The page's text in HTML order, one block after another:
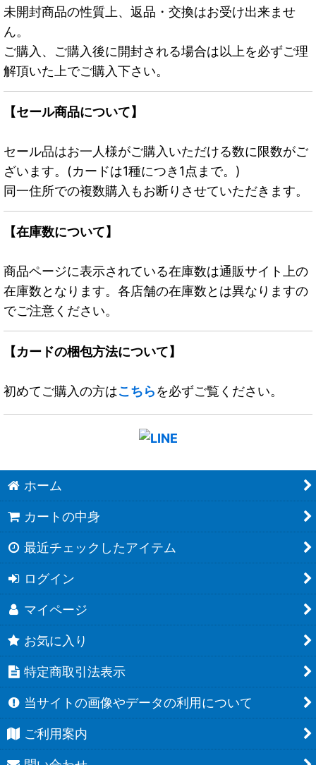
未開封商品の性質上、返品・交換はお受け出来ませ
ん。
ご購入、ご購入後に開封される場合は以上を必ずご理
解頂いた上でご購入下さい。
【セール商品について】
セール品はお一人様がご購入いただける数に限数がご
ざいます。(カードは1種につき1点まで。)
同一住所での複数購入もお断りさせていただきます。
【在庫数について】
商品ページに表示されている在庫数は通販サイト上の
在庫数となります。各店舗の在庫数とは異なりますの
でご注意ください。
【カードの梱包方法について】
初めてご購入の方はこちらを必ずご覧ください。
ホーム
カートの中身
最近チェックしたアイテム
ログイン
マイページ
お気に入り
特定商取引法表示
当サイトの画像やデータの利用について
ご利用案内